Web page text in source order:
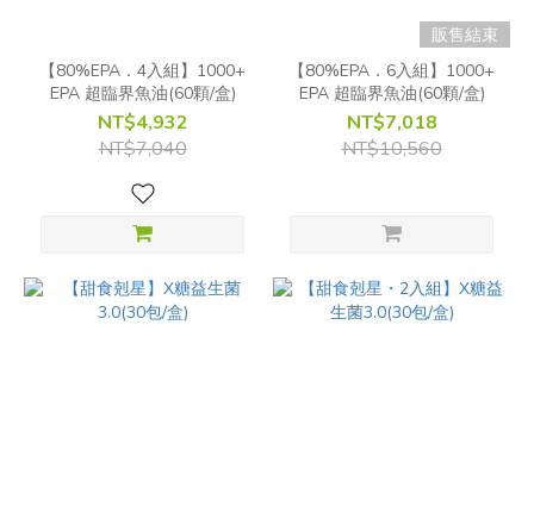
【80%EPA．4入組】1000+
EPA 超臨界魚油(60顆/盒)
NT$4,932
NT$7,040
販售結束
【80%EPA．6入組】1000+
EPA 超臨界魚油(60顆/盒)
NT$7,018
NT$10,560